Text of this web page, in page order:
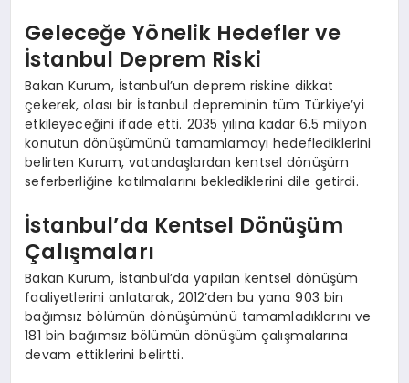
Geleceğe Yönelik Hedefler ve
İstanbul Deprem Riski
Bakan Kurum, İstanbul’un deprem riskine dikkat
çekerek, olası bir İstanbul depreminin tüm Türkiye’yi
etkileyeceğini ifade etti. 2035 yılına kadar 6,5 milyon
konutun dönüşümünü tamamlamayı hedeflediklerini
belirten Kurum, vatandaşlardan kentsel dönüşüm
seferberliğine katılmalarını beklediklerini dile getirdi.
İstanbul’da Kentsel Dönüşüm
Çalışmaları
Bakan Kurum, İstanbul’da yapılan kentsel dönüşüm
faaliyetlerini anlatarak, 2012’den bu yana 903 bin
bağımsız bölümün dönüşümünü tamamladıklarını ve
181 bin bağımsız bölümün dönüşüm çalışmalarına
devam ettiklerini belirtti.